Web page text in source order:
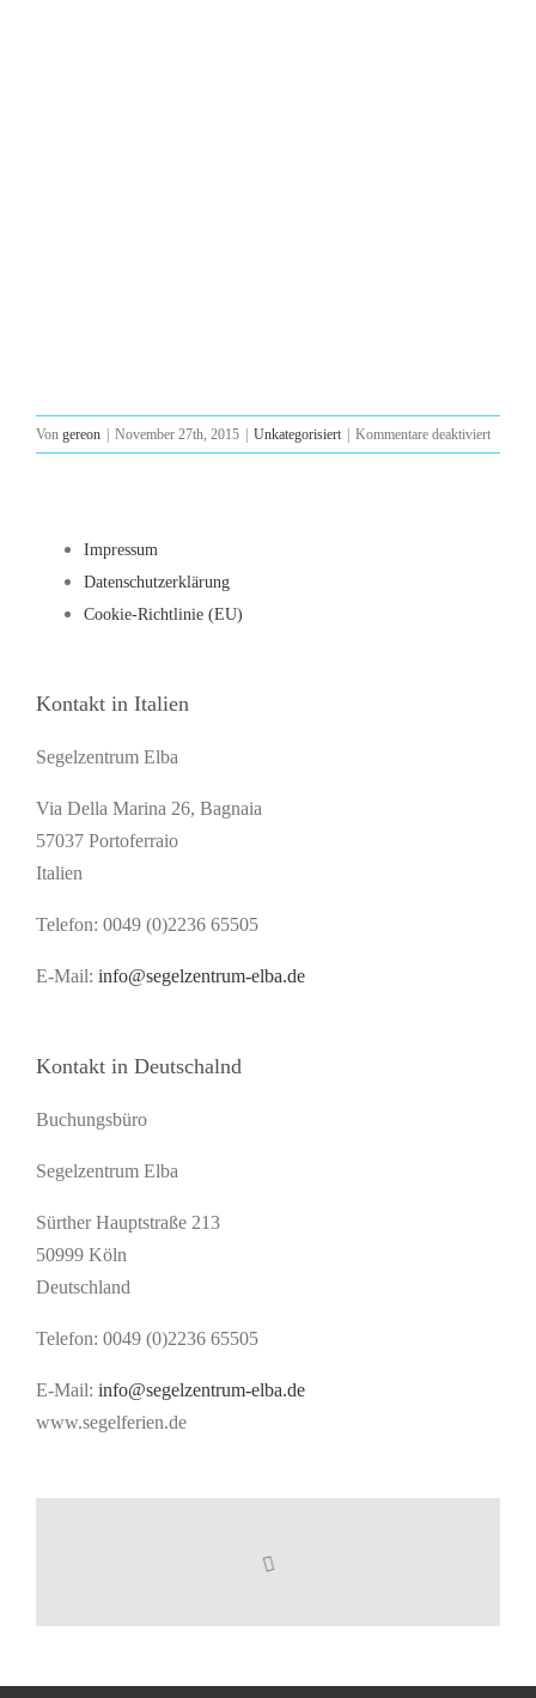
Von gereon November 27th, 2015 Unkategorisiert Kommentare deaktiviertfür
23.
Impressum
Datenschutzerklärung
Cookie-Richtlinie (EU)
Kontakt in Italien
Segelzentrum Elba
Via Della Marina 26, Bagnaia
57037 Portoferraio
Italien
Telefon: 0049 (0)2236 65505
E-Mail: info@segelzentrum-elba.de
Kontakt in Deutschalnd
Buchungsbüro
Segelzentrum Elba
Sürther Hauptstraße 213
50999 Köln
Deutschland
Telefon: 0049 (0)2236 65505
E-Mail: info@segelzentrum-elba.de
www.segelferien.de